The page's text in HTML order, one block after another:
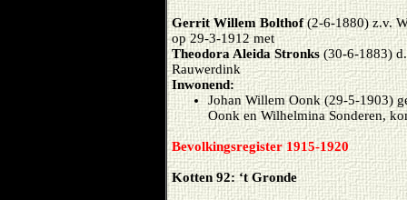
Gerrit Willem Bolthof(2-6-1880) z.v.
op 29-3-1912 met
Theodora Aleida Stronks (30-6-1883)
Rauwerdink
Inwonend:
Johan Willem Oonk (29-5-1903)
Oonk en Wilhelmina Sonderen,
Bevolkingsregister 1915-1920
Kotten 92: ‘t Gronde